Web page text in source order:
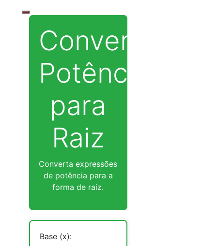
Converter
Potência
para
Raiz
Converta expressões
de potência para a
forma de raiz.
Base (x):